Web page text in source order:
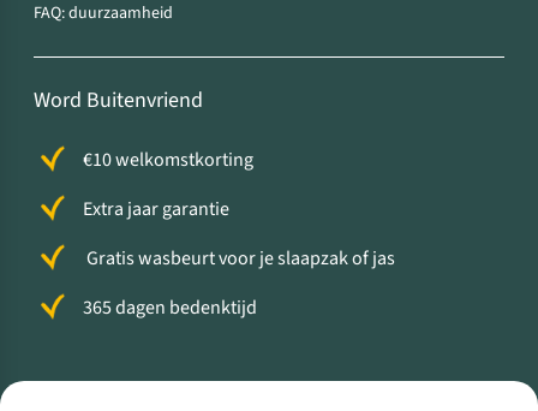
FAQ: duurzaamheid
Word Buitenvriend
€10 welkomstkorting
Extra jaar garantie
Gratis wasbeurt voor je slaapzak of jas
365 dagen bedenktijd